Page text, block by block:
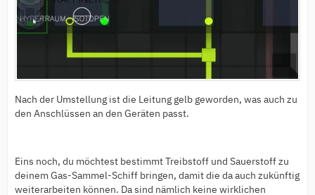
Nach der Umstellung ist die Leitung gelb geworden, was auch zu
den Anschlüssen an den Geräten passt.
Eins noch, du möchtest bestimmt Treibstoff und Sauerstoff zu
deinem Gas-Sammel-Schiff bringen, damit die da auch zukünftig
weiterarbeiten können. Da sind nämlich keine wirklichen